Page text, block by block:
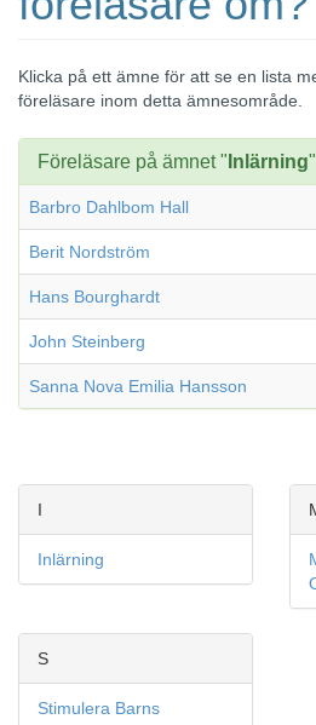
Klicka på ett ämne för att se en lista
föreläsare inom detta ämnesområde.
Föreläsare på ämnet " Inlärning"
Barbro Dahlbom Hall
Berit Nordström
Hans Bourghardt
John Steinberg
Sanna Nova Emilia Hansson
I
Inlärning
S
Stimulera Barns